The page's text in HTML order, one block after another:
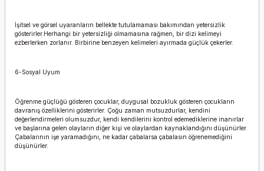
İşitsel ve görsel uyaranların bellekte tutulamaması bakımından yetersizlik
gösterirler.Herhangi bir yetersizliği olmamasına rağmen, bir dizi kelimeyi
ezberlerken zorlanır. Birbirine benzeyen kelimeleri ayırmada güçlük çekerler.
6-Sosyal Uyum
Öğrenme güçlüğü gösteren çocuklar, duygusal bozukluk gösteren çocukların
davranış özelliklerini gösterirler. Çoğu zaman mutsuzdurlar, kendini
değerlendirmeleri olumsuzdur, kendi kendilerini kontrol edemediklerine inanırlar
ve başlarına gelen olayların diğer kişi ve olaylardan kaynaklandığını düşünürler.
Çabalarının işe yaramadığını, ne kadar çabalarsa çabalasın öğrenemediğini
düşünürler.